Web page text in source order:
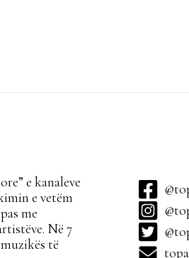
e kanaleve
e vetëm
me
Në 7
të